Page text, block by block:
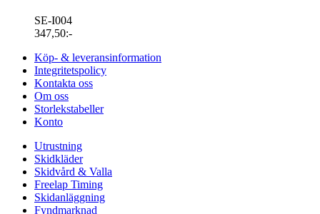
SE-I004
347,50:-
Köp- & leveransinformation
Integritetspolicy
Kontakta oss
Om oss
Storlekstabeller
Konto
Utrustning
Skidkläder
Skidvård & Valla
Freelap Timing
Skidanläggning
Fyndmarknad